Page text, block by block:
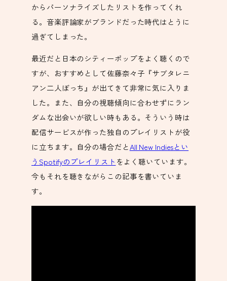
からパーソナライズしたリストを作ってくれ
る。音楽評論家がブランドだった時代はとうに
過ぎてしまった。
最近だと日本のシティーポップをよく聴くので
すが、おすすめとして佐藤奈々子『サブタレニ
アン二人ぼっち』が出てきて非常に気に入りま
した。また、自分の視聴傾向に合わせずにラン
ダムな出会いが欲しい時もある。そういう時は
配信サービスが作った独自のプレイリストが役
に立ちます。自分の場合だとAll New Indiesとい
うSpotifyのプレイリスト をよく聴いています。
今もそれを聴きながらこの記事を書いていま
す。